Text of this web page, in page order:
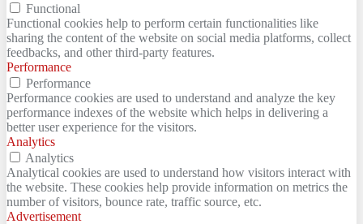
Functional
Functional cookies help to perform certain functionalities like
sharing the content of the website on social media platforms, collect
feedbacks, and other third-party features.
Performance
Performance
Performance cookies are used to understand and analyze the key
performance indexes of the website which helps in delivering a
better user experience for the visitors.
Analytics
Analytics
Analytical cookies are used to understand how visitors interact with
the website. These cookies help provide information on metrics the
number of visitors, bounce rate, traffic source, etc.
Advertisement